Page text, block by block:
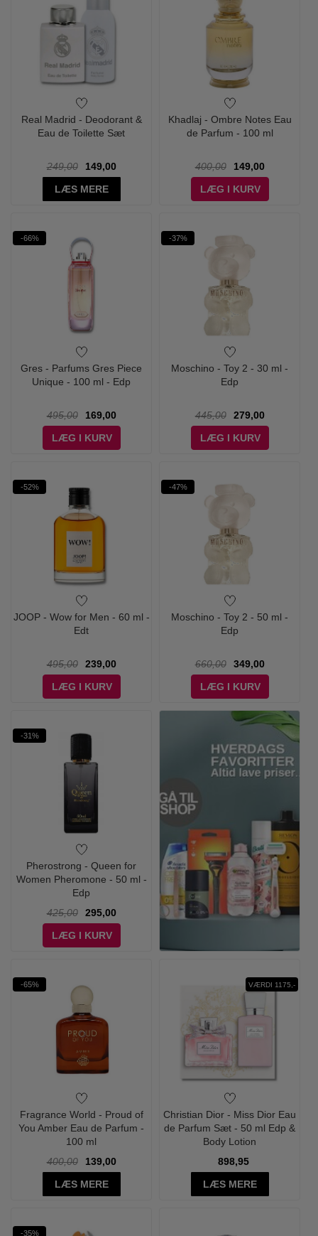
Real Madrid - Deodorant &
Eau de Toilette Sæt
249,00
149,00
LÆS MERE
Khadlaj - Ombre Notes Eau
de Parfum - 100 ml
400,00
149,00
LÆG I KURV
-66%
Gres - Parfums Gres Piece
Unique - 100 ml - Edp
495,00
169,00
LÆG I KURV
-37%
Moschino - Toy 2 - 30 ml -
Edp
445,00
279,00
LÆG I KURV
-52%
JOOP - Wow for Men - 60 ml -
Edt
495,00
239,00
LÆG I KURV
-47%
Moschino - Toy 2 - 50 ml -
Edp
660,00
349,00
LÆG I KURV
-31%
Pherostrong - Queen for
Women Pheromone - 50 ml -
Edp
425,00
295,00
LÆG I KURV
-65%
Fragrance World - Proud of
You Amber Eau de Parfum -
100 ml
400,00
139,00
LÆS MERE
VÆRDI 1175,-
Christian Dior - Miss Dior Eau
de Parfum Sæt - 50 ml Edp &
Body Lotion
898,95
LÆS MERE
-35%